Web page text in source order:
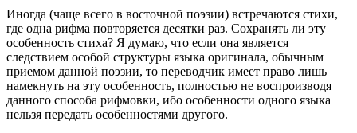
Иногда (чаще всего в восточной поэзии) встречаются стихи,
где одна рифма повторяется десятки раз. Сохранять ли эту
особенность стиха? Я думаю, что если она является
следствием особой структуры языка оригинала, обычным
приемом данной поэзии, то переводчик имеет право лишь
намекнуть на эту особенность, полностью не воспроизводя
данного способа рифмовки, ибо особенности одного языка
нельзя передать особенностями другого.